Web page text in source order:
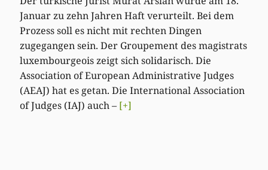
Januar zu zehn Jahren Haft verurteilt. Bei dem
Prozess soll es nicht mit rechten Dingen
zugegangen sein. Der Groupement des magistrats
luxembourgeois zeigt sich solidarisch. Die
Association of European Administrative Judges
(AEAJ) hat es getan. Die International Association
of Judges (IAJ) auch – [+]